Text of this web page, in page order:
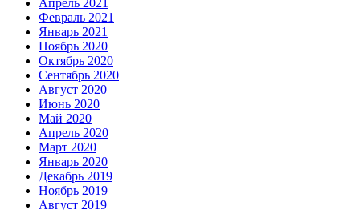
Апрель 2021
Февраль 2021
Январь 2021
Ноябрь 2020
Октябрь 2020
Сентябрь 2020
Август 2020
Июнь 2020
Май 2020
Апрель 2020
Март 2020
Январь 2020
Декабрь 2019
Ноябрь 2019
Август 2019